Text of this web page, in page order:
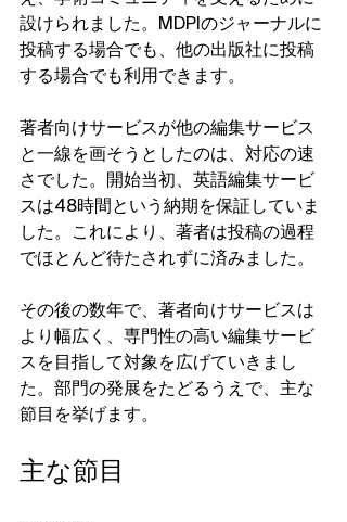
設けられました。MDPIのジャーナルに
投稿する場合でも、他の出版社に投稿
する場合でも利用できます。
著者向けサービスが他の編集サービス
と一線を画そうとしたのは、対応の速
さでした。開始当初、英語編集サービ
スは48時間という納期を保証していま
した。これにより、著者は投稿の過程
でほとんど待たされずに済みました。
その後の数年で、著者向けサービスは
より幅広く、専門性の高い編集サービ
スを目指して対象を広げていきまし
た。部門の発展をたどるうえで、主な
節目を挙げます。
主な節目